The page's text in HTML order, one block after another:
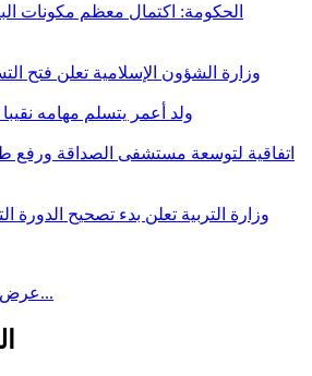
الحكومة: اكتمال معظم مكونات
وزارة الشؤون الإسلامية تعلن فتح
ولد أعمر يتسلم مهامه
وزارة التربية تعلن بدء تصحيح الدورة
عرض المزيد من الأخبار...